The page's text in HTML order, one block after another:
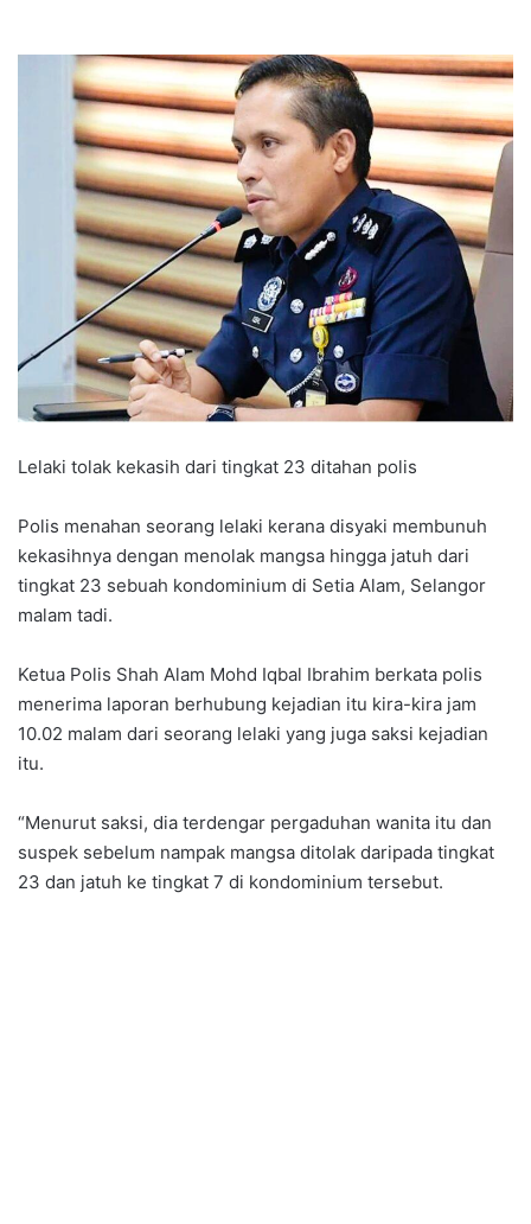
Lelaki tolak kekasih dari tingkat 23 ditahan polis
Polis menahan seorang lelaki kerana disyaki membunuh
kekasihnya dengan menolak mangsa hingga jatuh dari
tingkat 23 sebuah kondominium di Setia Alam, Selangor
malam tadi.
Ketua Polis Shah Alam Mohd Iqbal Ibrahim berkata polis
menerima laporan berhubung kejadian itu kira-kira jam
10.02 malam dari seorang lelaki yang juga saksi kejadian
itu.
“Menurut saksi, dia terdengar pergaduhan wanita itu dan
suspek sebelum nampak mangsa ditolak daripada tingkat
23 dan jatuh ke tingkat 7 di kondominium tersebut.